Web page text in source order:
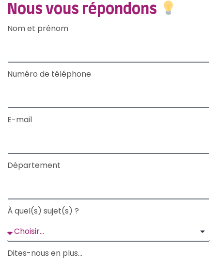
Nous vous répondons
Nom et prénom
Numéro de téléphone
E-mail
Département
À quel(s) sujet(s) ?
Dites-nous en plus...